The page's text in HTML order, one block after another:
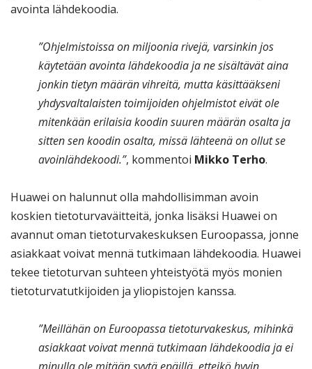
avointa lähdekoodia.
”Ohjelmistoissa on miljoonia rivejä, varsinkin jos
käytetään avointa lähdekoodia ja ne sisältävät aina
jonkin tietyn määrän vihreitä, mutta käsittääkseni
yhdysvaltalaisten toimijoiden ohjelmistot eivät ole
mitenkään erilaisia koodin suuren määrän osalta ja
sitten sen koodin osalta, missä lähteenä on ollut se
avoinlähdekoodi.”, kommentoi Mikko Terho.
Huawei on halunnut olla mahdollisimman avoin
koskien tietoturvaväitteitä, jonka lisäksi Huawei on
avannut oman tietoturvakeskuksen Euroopassa, jonne
asiakkaat voivat mennä tutkimaan lähdekoodia. Huawei
tekee tietoturvan suhteen yhteistyötä myös monien
tietoturvatutkijoiden ja yliopistojen kanssa.
”Meillähän on Euroopassa tietoturvakeskus, mihinkä
asiakkaat voivat mennä tutkimaan lähdekoodia ja ei